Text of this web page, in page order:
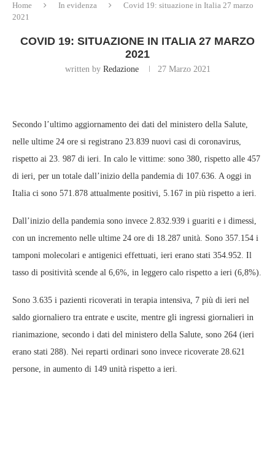
Home In evidenza
Covid 19: situazione in Italia 27 marzo
2021
COVID 19: SITUAZIONE IN ITALIA 27 MARZO
2021
written by Redazione 27 Marzo 2021
Secondo l’ultimo aggiornamento dei dati del ministero della Salute,
nelle ultime 24 ore si registrano 23.839 nuovi casi di coronavirus,
rispetto ai 23. 987 di ieri. In calo le vittime: sono 380, rispetto alle 457
di ieri, per un totale dall’inizio della pandemia di 107.636. A oggi in
Italia ci sono 571.878 attualmente positivi, 5.167 in più rispetto a ieri.
Dall’inizio della pandemia sono invece 2.832.939 i guariti e i dimessi,
con un incremento nelle ultime 24 ore di 18.287 unità. Sono 357.154 i
tamponi molecolari e antigenici effettuati, ieri erano stati 354.952. Il
tasso di positività scende al 6,6%, in leggero calo rispetto a ieri (6,8%).
Sono 3.635 i pazienti ricoverati in terapia intensiva, 7 più di ieri nel
saldo giornaliero tra entrate e uscite, mentre gli ingressi giornalieri in
rianimazione, secondo i dati del ministero della Salute, sono 264 (ieri
erano stati 288). Nei reparti ordinari sono invece ricoverate 28.621
persone, in aumento di 149 unità rispetto a ieri.